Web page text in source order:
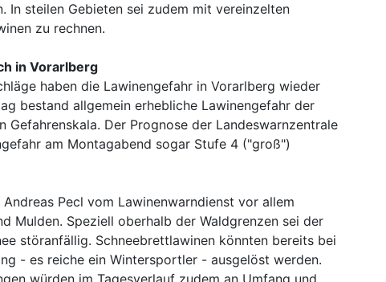
In steilen Gebieten sei zudem mit vereinzelten
zu rechnen.
in Vorarlberg
haben die Lawinengefahr in Vorarlberg wieder
bestand allgemein erhebliche Lawinengefahr der
Gefahrenskala. Der Prognose der Landeswarnzentrale
am Montagabend sogar Stufe 4 ("groß")
Pecl vom Lawinenwarndienst vor allem
Mulden. Speziell oberhalb der Waldgrenzen sei der
störanfällig. Schneebrettlawinen könnten bereits bei
- es reiche ein Wintersportler - ausgelöst werden.
würden im Tagesverlauf zudem an Umfang und